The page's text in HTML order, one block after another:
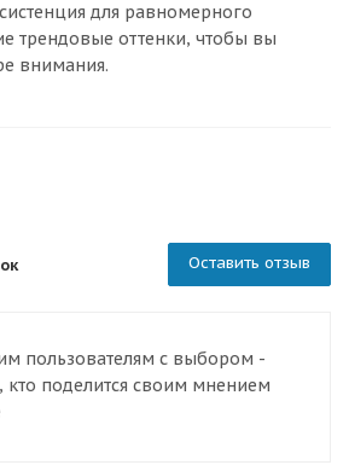
для равномерного
трендовые оттенки, чтобы вы
внимания.
Оставить отзыв
пользователям с выбором -
кто поделится своим мнением